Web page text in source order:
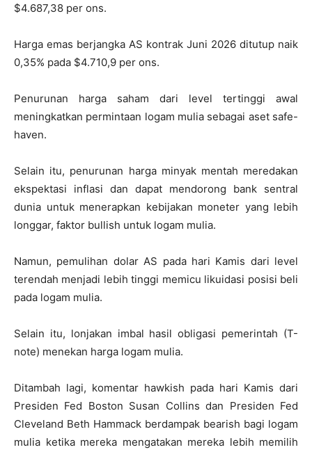
$4.687,38 per ons.
Harga emas berjangka AS kontrak Juni 2026 ditutup naik
0,35% pada $4.710,9 per ons.
Penurunan harga saham dari level tertinggi awal
meningkatkan permintaan logam mulia sebagai aset safe-
haven.
Selain itu, penurunan harga minyak mentah meredakan
ekspektasi inflasi dan dapat mendorong bank sentral
dunia untuk menerapkan kebijakan moneter yang lebih
longgar, faktor bullish untuk logam mulia.
Namun, pemulihan dolar AS pada hari Kamis dari level
terendah menjadi lebih tinggi memicu likuidasi posisi beli
pada logam mulia.
Selain itu, lonjakan imbal hasil obligasi pemerintah (T-
note) menekan harga logam mulia.
Ditambah lagi, komentar hawkish pada hari Kamis dari
Presiden Fed Boston Susan Collins dan Presiden Fed
Cleveland Beth Hammack berdampak bearish bagi logam
mulia ketika mereka mengatakan mereka lebih memilih